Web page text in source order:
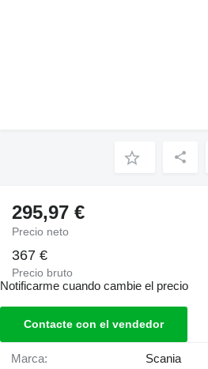
295,97 €
Precio neto
367 €
Precio bruto
Notificarme cuando cambie el precio
Contacte con el vendedor
Marca: Scania